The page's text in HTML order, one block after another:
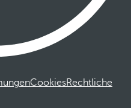
CookiesRechtliche